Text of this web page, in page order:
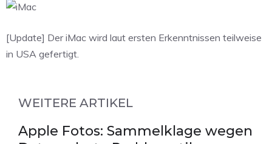
[Update] Der iMac wird laut ersten Erkenntnissen teilweise
in USA gefertigt.
WEITERE ARTIKEL
Apple Fotos: Sammelklage wegen